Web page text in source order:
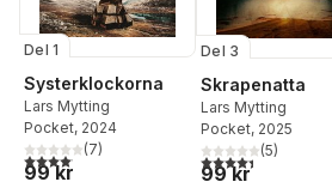
Del 1
Systerklockorna
Lars Mytting
Pocket, 2024
4,1utav 5 stjärnor. Totalt antal röster:
(7)
99 kr
Del 3
Skrapenatta
Lars Mytting
Pocket, 2025
4,4utav 5 stjärnor.
(5)
99 kr